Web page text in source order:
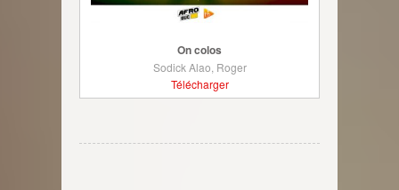
On colos
Sodick Alao, Roger
Télécharger